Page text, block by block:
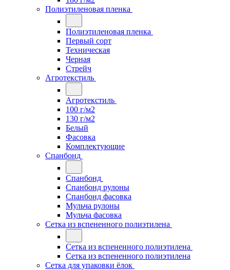
Полиэтиленовая пленка
Полиэтиленовая пленка
Первый сорт
Техническая
Черная
Стрейч
Агротекстиль
Агротекстиль
100 г/м2
130 г/м2
Белый
Фасовка
Комплектующие
Спанбонд
Спанбонд
Спанбонд рулоны
Спанбонд фасовка
Мульча рулоны
Мульча фасовка
Сетка из вспененного полиэтилена
Сетка из вспененного полиэтилена
Сетка из вспененного полиэтилена
Сетка для упаковки ёлок